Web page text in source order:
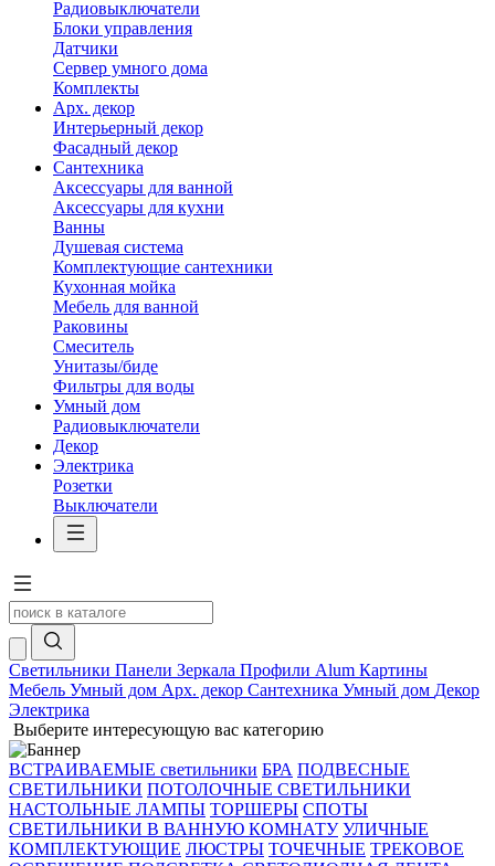
Радиовыключатели
Блоки управления
Датчики
Сервер умного дома
Комплекты
Арх. декор
Интерьерный декор
Фасадный декор
Сантехника
Аксессуары для ванной
Аксессуары для кухни
Ванны
Душевая система
Комплектующие сантехники
Кухонная мойка
Мебель для ванной
Раковины
Смеситель
Унитазы/биде
Фильтры для воды
Умный дом
Радиовыключатели
Декор
Электрика
Розетки
Выключатели
Светильники Панели Зеркала Профили Alum Картины
Мебель Умный дом Арх. декор Сантехника Умный дом Декор
Электрика
Выберите интересующую вас категорию
ВСТРАИВАЕМЫЕ светильники БРА ПОДВЕСНЫЕ
СВЕТИЛЬНИКИ ПОТОЛОЧНЫЕ СВЕТИЛЬНИКИ
НАСТОЛЬНЫЕ ЛАМПЫ ТОРШЕРЫ СПОТЫ
СВЕТИЛЬНИКИ В ВАННУЮ КОМНАТУ УЛИЧНЫЕ
КОМПЛЕКТУЮЩИЕ ЛЮСТРЫ ТОЧЕЧНЫЕ ТРЕКОВОЕ